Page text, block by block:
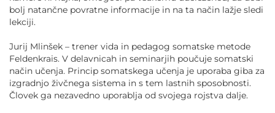
IZJAVA O DOSTOPNOSTI
bolj natančne povratne informacije in na ta način lažje sledi
lekciji.
Jurij Mlinšek – trener vida in pedagog somatske metode
Feldenkrais. V delavnicah in seminarjih poučuje somatski
način učenja. Princip somatskega učenja je uporaba giba za
izgradnjo živčnega sistema in s tem lastnih sposobnosti.
Človek ga nezavedno uporablja od svojega rojstva dalje.